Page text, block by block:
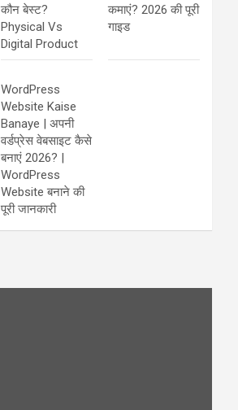
कौन बेस्ट?
Physical Vs
Digital Product
कमाएं? 2026 की पूरी
गाइड
WordPress
Website Kaise
Banaye | अपनी
वर्डप्रेस वेबसाइट कैसे
बनाएं 2026? |
WordPress
Website बनाने की
पूरी जानकारी